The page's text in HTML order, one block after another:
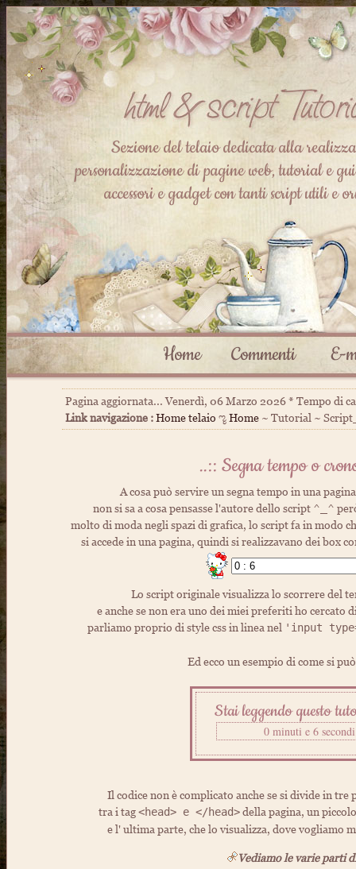
Sezione del telaio dedicata alla
personalizzazione di pagine web, tutorial e
accessori e gadget con tanti script utili e
Home Commenti E-
Pagina aggiornata... Venerdì, 06 Marzo 2026 * Tempo di
Link navigazione : Home telaio ೡHome~ Tutorial ~
..:: Segna tempo o
A cosa può servire un segna tempo in una
non si sa a cosa pensasse l'autore dello script ^_^
molto di moda negli spazi di grafica, lo script fa in modo
si accede in una pagina, quindi si realizzavano dei box
Lo script originale visualizza lo scorrere del
e anche se non era uno dei miei preferiti ho cercato
parliamo proprio di style css in linea nel 'input
Ed ecco un esempio di come si
Il codice non è complicato anche se si divide in
tra i tag<head> e </head>della pagina, un
e l' ultima parte, che lo visualizza, dove vogliamo
Vediamo le varie parti